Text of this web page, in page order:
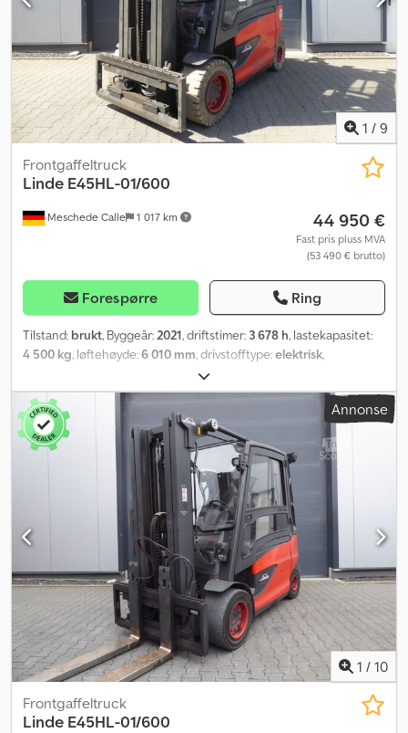
1 / 9
Meschede Calle 1 017 km
Frontgaffeltruck
Linde E45HL-01/600
44 950 €
Fast pris pluss MVA
(53 490 € brutto)
Forespørre Ring
Tilstand: brukt, Byggeår:2021, driftstimer: 3 678 h, lastekapasitet:
4 500 kg, løftehøyde:6 010 mm, drivstofftype:elektrisk,
100 prosent
Annonse
1 / 10
Frontgaffeltruck
Linde E45HL-01/600